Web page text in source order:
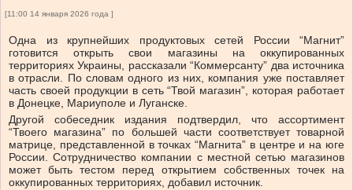
[11:00 14 января 2026 года ]
Одна из крупнейших продуктовых сетей России “Магнит”
готовится открыть свои магазины на оккупированных
территориях Украины, рассказали “Коммерсанту” два источника
в отрасли. По словам одного из них, компания уже поставляет
часть своей продукции в сеть “Твой магазин”, которая работает
в Донецке, Мариуполе и Луганске.
Другой собеседник издания подтвердил, что ассортимент
“Твоего магазина” по большей части соответствует товарной
матрице, представленной в точках “Магнита” в центре и на юге
России. Сотрудничество компании с местной сетью магазинов
может быть тестом перед открытием собственных точек на
оккупированных территориях, добавил источник.